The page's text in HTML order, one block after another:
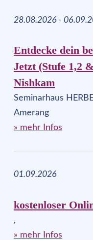
28.08.2026 -
Entdecke dein
Jetzt (Stufe 1,2
Nishkam
Seminarhaus
Amerang
» mehr Infos
01.09.2026
kostenloser
,
» mehr Infos